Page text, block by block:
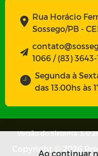
Rua Horácio
Sossego/PB -
1066 / (83)
Segunda à
das 13:00hs às
Versão do Sistema:
Copyright © 2026
Ao continuar